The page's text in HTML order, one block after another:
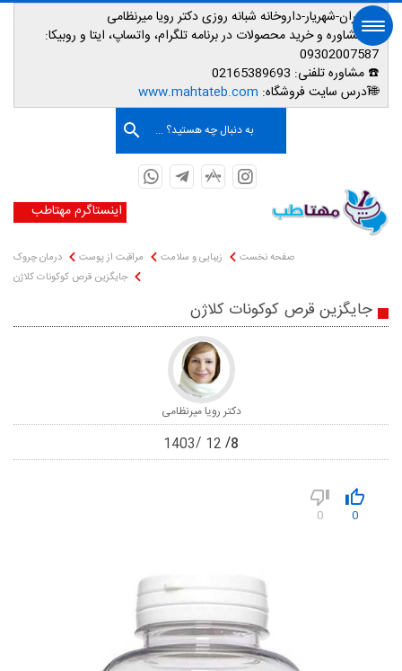
📌تهران-شهریار-داروخانه شبانه روزی دکتر رویا میرنظامی
📱مشاوره و خرید محصولات در برنامه تلگرام، واتساپ، ایتا و روبیکا:
09302007587
☎️ مشاوره تلفنی:
🌐آدرس سایت فروشگاه: www.mahtateb.com
به دنبال چه هستید؟ ...
اینستاگرم مهتاطب
صفحه نخست زیبایی و سلامت مراقبت از پوست
درمان چروک
جایگزین قرص کوکونات کلاژن
جایگزین قرص کوکونات کلاژن
دکتر رویا میرنظامی
8
12
1403
0
0